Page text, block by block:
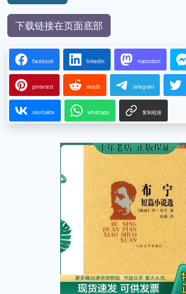
下载链接在页面底部
facebook linkedin mastodon
pinterest reddit telegram
vkontakte whatsapp 复制链接